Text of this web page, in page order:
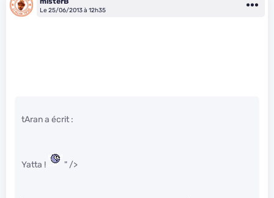
Le 25/06/2013 à 12h35
tAran a écrit :
Yatta ! " />